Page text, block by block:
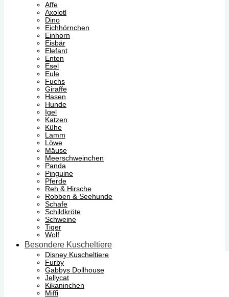
Affe
Axolotl
Dino
Eichhörnchen
Einhorn
Eisbär
Elefant
Enten
Esel
Eule
Fuchs
Giraffe
Hasen
Hunde
Igel
Katzen
Kühe
Lamm
Löwe
Mäuse
Meerschweinchen
Panda
Pinguine
Pferde
Reh & Hirsche
Robben & Seehunde
Schafe
Schildkröte
Schweine
Tiger
Wolf
Besondere Kuscheltiere
Disney Kuscheltiere
Furby
Gabbys Dollhouse
Jellycat
Kikaninchen
Miffi